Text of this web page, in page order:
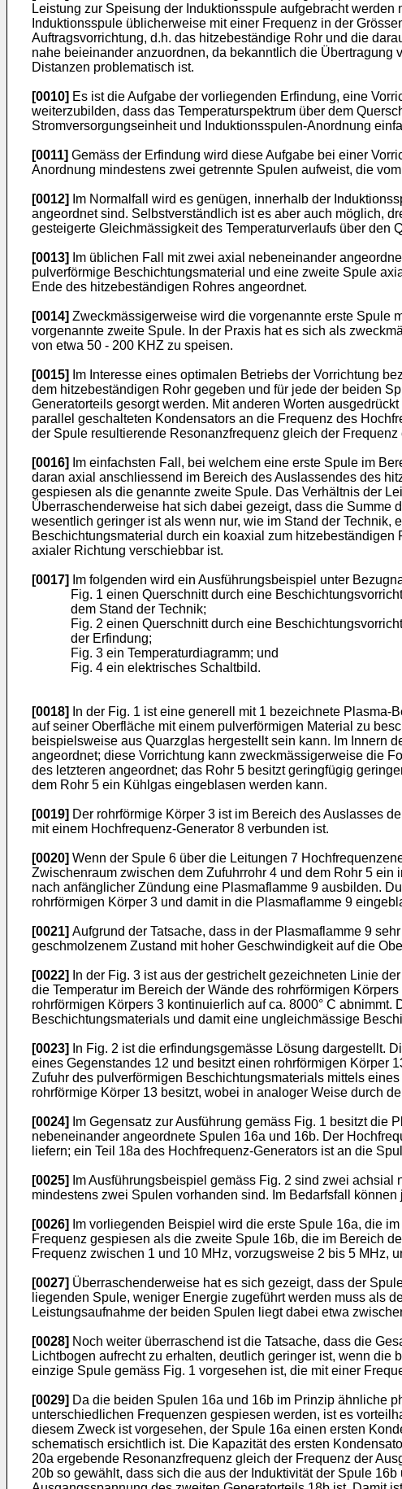
Leistung zur Speisung der Induktionsspule aufgebracht
Induktionsspule üblicherweise mit einer Frequenz in der
Auftragsvorrichtung, d.h. das hitzebeständige Rohr und die
nahe beieinander anzuordnen, da bekanntlich die
Distanzen problematisch ist.
[0010] Es ist die Aufgabe der vorliegenden Erfindung, eine
weiterzubilden, dass das Temperaturspektrum über dem
Stromversorgungseinheit und Induktionsspulen-Anordnung
[0011] Gemäss der Erfindung wird diese Aufgabe bei einer
Anordnung mindestens zwei getrennte Spulen aufweist, die
[0012]
Im Normalfall wird es genügen, innerhalb der
angeordnet sind. Selbstverständlich ist es aber auch möglich,
gesteigerte Gleichmässigkeit des Temperaturverlaufs über den
[0013]
Im üblichen Fall mit zwei axial nebeneinander
pulverförmige Beschichtungsmaterial und eine zweite Spule
Ende des hitzebeständigen Rohres angeordnet.
[0014] Zweckmässigerweise wird die vorgenannte erste Spule
vorgenannte zweite Spule. In der Praxis hat es sich als
von etwa 50 - 200 KHZ zu speisen.
[0015]
Im Interesse eines optimalen Betriebs der Vorrichtung
dem hitzebeständigen Rohr gegeben und für jede der beiden
Generatorteils gesorgt werden. Mit anderen Worten
parallel geschalteten Kondensators an die Frequenz des
der Spule resultierende Resonanzfrequenz gleich der
[0016]
Im einfachsten Fall, bei welchem eine erste Spule im
daran axial anschliessend im Bereich des Auslassendes des
gespiesen als die genannte zweite Spule. Das Verhältnis der
Überraschenderweise hat sich dabei gezeigt, dass die
wesentlich geringer ist als wenn nur, wie im Stand der
Beschichtungsmaterial durch ein koaxial zum
axialer Richtung verschiebbar ist.
[0017]
Im folgenden wird ein Ausführungsbeispiel unter
Fig. 1 einen Querschnitt durch eine
dem Stand der Technik;
Fig. 2 einen Querschnitt durch eine
der Erfindung;
Fig. 3 ein Temperaturdiagramm; und
Fig. 4 ein elektrisches Schaltbild.
[0018]
In der Fig. 1 ist eine generell mit 1 bezeichnete
auf seiner Oberfläche mit einem pulverförmigen Material zu
beispielsweise aus Quarzglas hergestellt sein kann. Im Innern
angeordnet; diese Vorrichtung kann zweckmässigerweise die
des letzteren angeordnet; das Rohr 5 besitzt geringfügig
dem Rohr 5 ein Kühlgas eingeblasen werden kann.
[0019] Der rohrförmige Körper 3 ist im Bereich des Auslasses
mit einem Hochfrequenz-Generator 8 verbunden ist.
[0020] Wenn der Spule 6 über die Leitungen 7
Zwischenraum zwischen dem Zufuhrrohr 4 und dem Rohr 5
nach anfänglicher Zündung eine Plasmaflamme 9 ausbilden.
rohrförmigen Körper 3 und damit in die Plasmaflamme 9
[0021] Aufgrund der Tatsache, dass in der Plasmaflamme 9
geschmolzenem Zustand mit hoher Geschwindigkeit auf die
[0022]
In der Fig. 3 ist aus der gestrichelt gezeichneten Linie
die Temperatur im Bereich der Wände des rohrförmigen
rohrförmigen Körpers 3 kontinuierlich auf ca. 8000° C
Beschichtungsmaterials und damit eine ungleichmässige
[0023]
In Fig. 2 ist die erfindungsgemässe Lösung dargestellt.
eines Gegenstandes 12 und besitzt einen rohrförmigen Körper
Zufuhr des pulverförmigen Beschichtungsmaterials mittels
rohrförmige Körper 13 besitzt, wobei in analoger Weise durch
[0024]
Im Gegensatz zur Ausführung gemäss Fig. 1 besitzt
nebeneinander angeordnete Spulen 16a und 16b. Der
liefern; ein Teil 18a des Hochfrequenz-Generators ist an die
[0025]
Im Ausführungsbeispiel gemäss Fig. 2 sind zwei
mindestens zwei Spulen vorhanden sind. Im Bedarfsfall
[0026]
Im vorliegenden Beispiel wird die erste Spule 16a, die
Frequenz gespiesen als die zweite Spule 16b, die im Bereich
Frequenz zwischen 1 und 10 MHz, vorzugsweise 2 bis 5 MHz,
[0027] Überraschenderweise hat es sich gezeigt, dass der
liegenden Spule, weniger Energie zugeführt werden muss als
Leistungsaufnahme der beiden Spulen liegt dabei etwa
[0028] Noch weiter überraschend ist die Tatsache, dass die
Lichtbogen aufrecht zu erhalten, deutlich geringer ist, wenn
einzige Spule gemäss Fig. 1 vorgesehen ist, die mit einer
[0029] Da die beiden Spulen 16a und 16b im Prinzip ähnliche
unterschiedlichen Frequenzen gespiesen werden, ist es
diesem Zweck ist vorgesehen, der Spule 16a einen ersten
schematisch ersichtlich ist. Die Kapazität des ersten
20a ergebende Resonanzfrequenz gleich der Frequenz der
20b so gewählt, dass sich die aus der Induktivität der Spule